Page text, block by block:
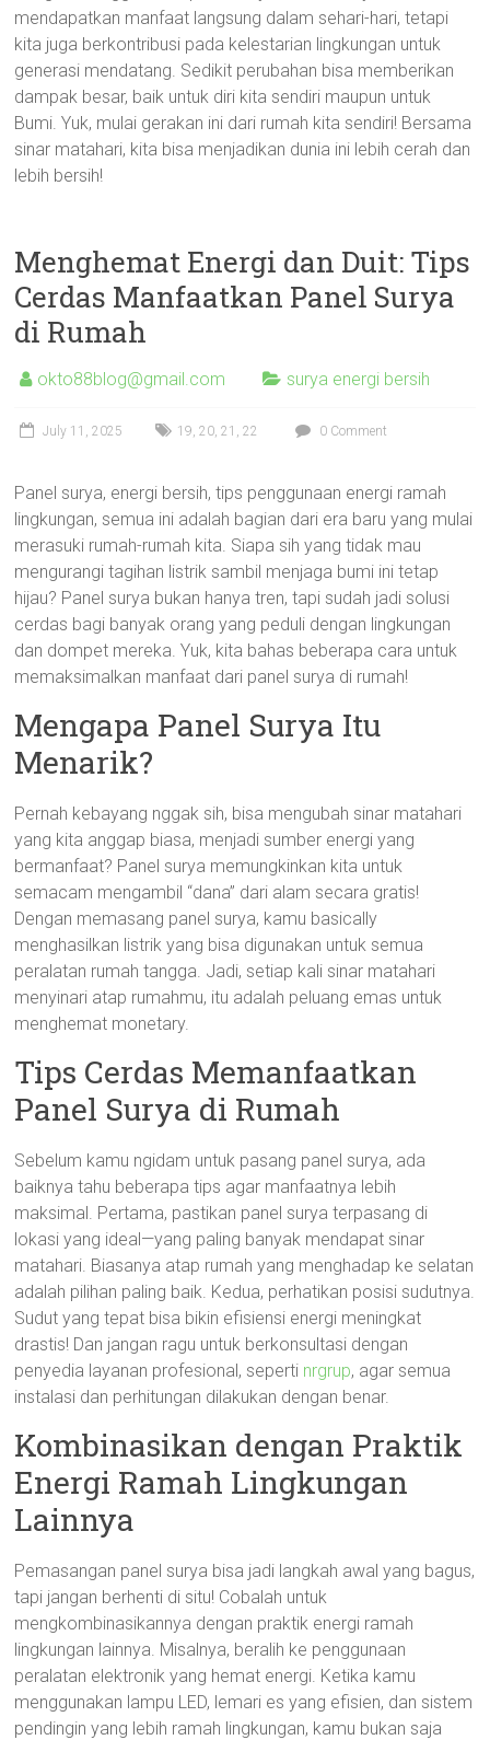
mendapatkan manfaat langsung dalam sehari-hari, tetapi
kita juga berkontribusi pada kelestarian lingkungan untuk
generasi mendatang. Sedikit perubahan bisa memberikan
dampak besar, baik untuk diri kita sendiri maupun untuk
Bumi. Yuk, mulai gerakan ini dari rumah kita sendiri! Bersama
sinar matahari, kita bisa menjadikan dunia ini lebih cerah dan
lebih bersih!
Menghemat Energi dan Duit: Tips
Cerdas Manfaatkan Panel Surya
di Rumah
okto88blog@gmail.com surya energi bersih
July 11, 2025 19,20,21 ,22 0 Comment
Panel surya, energi bersih, tips penggunaan energi ramah
lingkungan, semua ini adalah bagian dari era baru yang mulai
merasuki rumah-rumah kita. Siapa sih yang tidak mau
mengurangi tagihan listrik sambil menjaga bumi ini tetap
hijau? Panel surya bukan hanya tren, tapi sudah jadi solusi
cerdas bagi banyak orang yang peduli dengan lingkungan
dan dompet mereka. Yuk, kita bahas beberapa cara untuk
memaksimalkan manfaat dari panel surya di rumah!
Mengapa Panel Surya Itu
Menarik?
Pernah kebayang nggak sih, bisa mengubah sinar matahari
yang kita anggap biasa, menjadi sumber energi yang
bermanfaat? Panel surya memungkinkan kita untuk
semacam mengambil “dana” dari alam secara gratis!
Dengan memasang panel surya, kamu basically
menghasilkan listrik yang bisa digunakan untuk semua
peralatan rumah tangga. Jadi, setiap kali sinar matahari
menyinari atap rumahmu, itu adalah peluang emas untuk
menghemat monetary.
Tips Cerdas Memanfaatkan
Panel Surya di Rumah
Sebelum kamu ngidam untuk pasang panel surya, ada
baiknya tahu beberapa tips agar manfaatnya lebih
maksimal. Pertama, pastikan panel surya terpasang di
lokasi yang ideal—yang paling banyak mendapat sinar
matahari. Biasanya atap rumah yang menghadap ke selatan
adalah pilihan paling baik. Kedua, perhatikan posisi sudutnya.
Sudut yang tepat bisa bikin efisiensi energi meningkat
drastis! Dan jangan ragu untuk berkonsultasi dengan
penyedia layanan profesional, seperti nrgrup, agar semua
instalasi dan perhitungan dilakukan dengan benar.
Kombinasikan dengan Praktik
Energi Ramah Lingkungan
Lainnya
Pemasangan panel surya bisa jadi langkah awal yang bagus,
tapi jangan berhenti di situ! Cobalah untuk
mengkombinasikannya dengan praktik energi ramah
lingkungan lainnya. Misalnya, beralih ke penggunaan
peralatan elektronik yang hemat energi. Ketika kamu
menggunakan lampu LED, lemari es yang efisien, dan sistem
pendingin yang lebih ramah lingkungan, kamu bukan saja